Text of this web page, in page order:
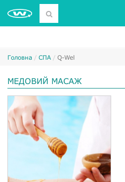
Головна СПА Q-Wel
МЕДОВИЙ МАСАЖ